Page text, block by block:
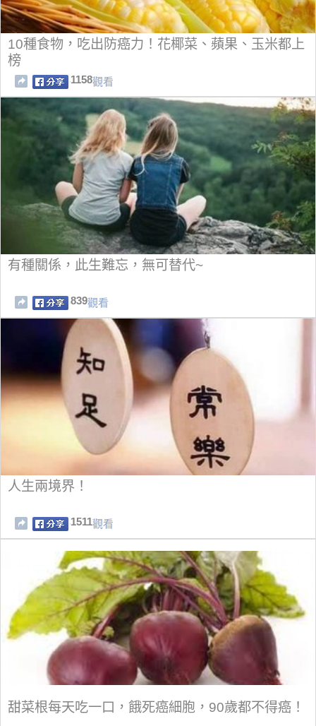
10種食物，吃出防癌力！花椰菜、蘋果、玉米都上
榜
1158觀看
有種關係，此生難忘，無可替代~
839觀看
人生兩境界！
1511觀看
甜菜根每天吃一口，餓死癌細胞，90歲都不得癌！